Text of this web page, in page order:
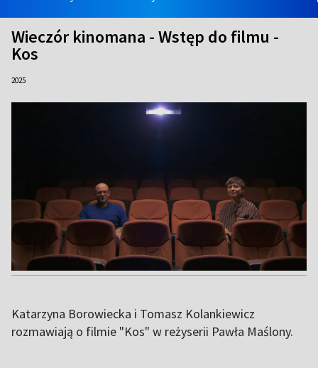
Wieczór kinomana - Wstęp do filmu -
Kos
2025
Katarzyna Borowiecka i Tomasz Kolankiewicz
rozmawiają o filmie "Kos" w reżyserii Pawła Maślony.